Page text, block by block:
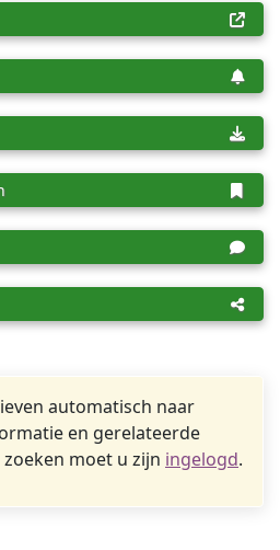
automatisch naar
en gerelateerde
moet u zijn ingelogd.